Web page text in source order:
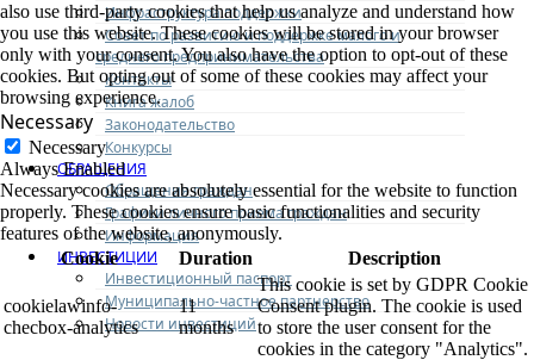
Инфраструктура поддержки
Совет по развитию и поддержке малого и
среднего предпринимательства
Контакты
Книга жалоб
Законодательство
Конкурсы
ОБРАЩЕНИЯ
Обращения граждан
Графики личного приема граждан
Информация
ИНВЕСТИЦИИ
Инвестиционный паспорт
Муниципально-частное партнерство
Новости инвестиций
also use third-party cookies that help us analyze and understand how
you use this website. These cookies will be stored in your browser
only with your consent. You also have the option to opt-out of these
cookies. But opting out of some of these cookies may affect your
browsing experience.
Necessary
Necessary
Always Enabled
Necessary cookies are absolutely essential for the website to function
properly. These cookies ensure basic functionalities and security
features of the website, anonymously.
Cookie
Duration Description
cookielawinfo-
checbox-analytics
11
months
This cookie is set by GDPR Cookie
Consent plugin. The cookie is used
to store the user consent for the
cookies in the category "Analytics".